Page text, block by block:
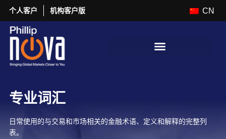
个人客户 机构客户版 CN
专业词汇
日常使用的与交易和市场相关的金融术语、定义和解释的完整列
表。